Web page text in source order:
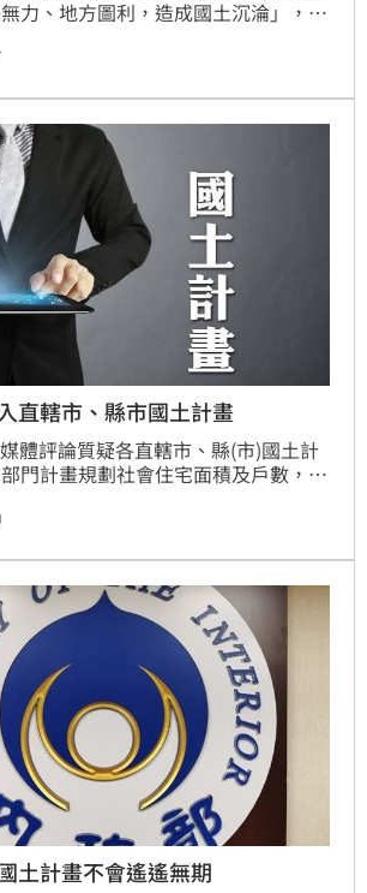
力、地方圖利，造成國土沉淪」，內
所涉及的開發行為，均需依法接受使
直轄市、縣市國土計畫
體評論質疑各直轄市、縣(市)國土計
門計畫規劃社會住宅面積及戶數，對
轄市、縣(市)政府於國土計畫草案納
事業積極參與興辦社會住宅，未來推
成長。
土計畫不會遙遙無期